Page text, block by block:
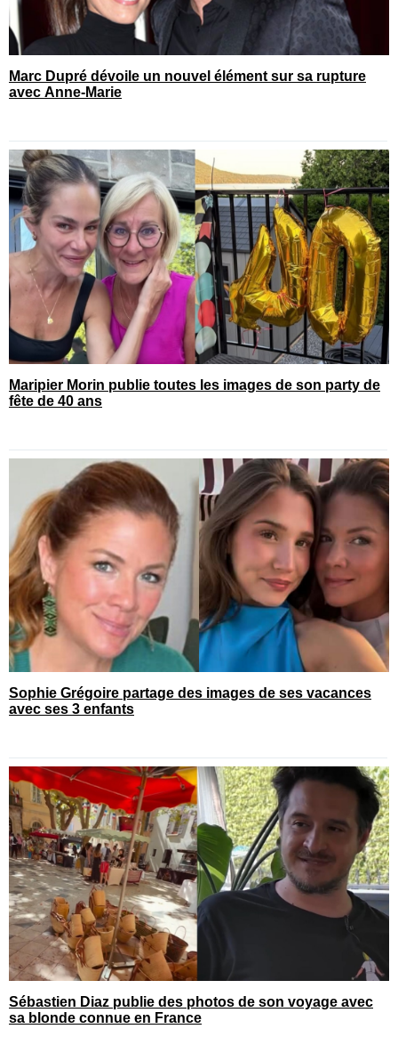
Marc Dupré dévoile un nouvel élément sur sa rupture
avec Anne-Marie
Maripier Morin publie toutes les images de son party de
fête de 40 ans
Sophie Grégoire partage des images de ses vacances
avec ses 3 enfants
Sébastien Diaz publie des photos de son voyage avec
sa blonde connue en France